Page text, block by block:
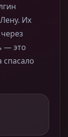
Их
— это
спасало